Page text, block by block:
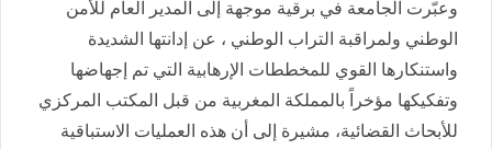
وعبّرت الجامعة في برقية موجهة إلى المدير العام للأمن
الوطني ولمراقبة التراب الوطني ، عن إدانتها الشديدة
واستنكارها القوي للمخططات الإرهابية التي تم إجهاضها
وتفكيكها مؤخراً بالمملكة المغربية من قبل المكتب المركزي
للأبحاث القضائية، مشيرة إلى أن هذه العمليات الاستباقية